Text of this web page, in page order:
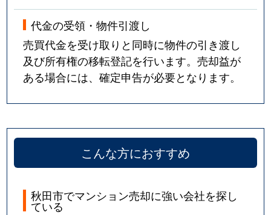
代金の受領・物件引渡し
売買代金を受け取りと同時に物件の引き渡し
及び所有権の移転登記を行います。売却益が
ある場合には、確定申告が必要となります。
こんな方におすすめ
秋田市でマンション売却に強い会社を探し
ている